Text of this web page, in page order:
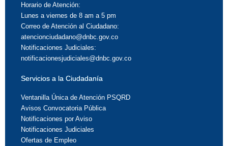
Horario de Atención:
Lunes a viernes de 8 am a 5 pm
Correo de Atención al Ciudadano:
atencionciudadano@dnbc.gov.co
Notificaciones Judiciales:
notificacionesjudiciales@dnbc.gov.co
Servicios a la Ciudadanía
Ventanilla Única de Atención PSQRD
Avisos Convocatoria Pública
Notificaciones por Aviso
Notificaciones Judiciales
Ofertas de Empleo